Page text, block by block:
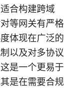
合构建跨域
等网关有严格
体现在广泛的
以及对多协议
是一个更易于
是在需要合规